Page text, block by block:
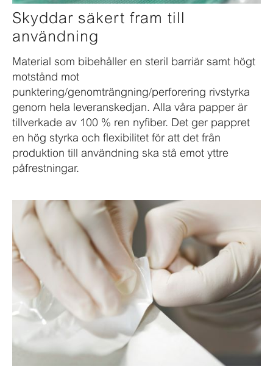
Skyddar säkert fram till
användning
Material som bibehåller en steril barriär samt högt
motstånd mot
punktering/genomträngning/perforering rivstyrka
genom hela leveranskedjan. Alla våra papper är
tillverkade av 100 % ren nyfiber. Det ger pappret
en hög styrka och flexibilitet för att det från
produktion till användning ska stå emot yttre
påfrestningar.